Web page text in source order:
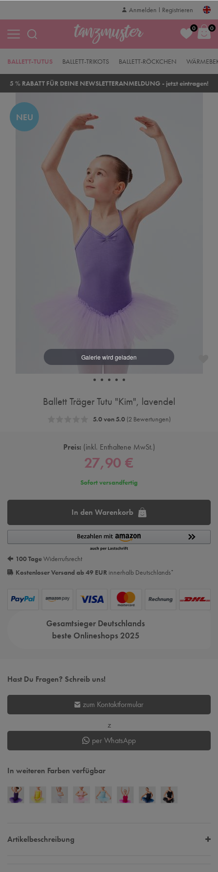
Anmelden Registrieren
0 0
BALLETT-RÖCKCHEN
BALLETT-TRIKOTS
BALLETT-TUTUS
5 % RABATT FÜR DEINE NEWSLETTERANMELDUNG - jetzt eintragen!
NEU
Ballett Träger Tutu "Kim", lavendel
5.0 von 5.0(2 Bewertungen)
Preis: inkl. Enthaltene MwSt.
27,90 €
Sofort versandfertig
In den Warenkorb
100 TageWiderrufsrecht
Kostenloser Versand ab 49 EUR innerhalb Deutschlands*
Gesamtsieger Deutschlands
beste Onlineshops 2025
Hast Du Fragen? Schreib uns!
zum Kontaktformular
z
per WhatsApp
In weiteren Farben verfügbar
Artikelbeschreibung